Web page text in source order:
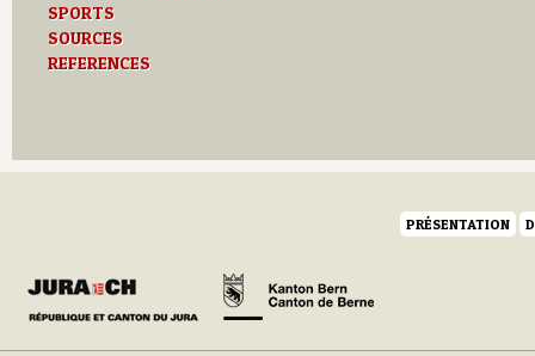
SPORTS
SOURCES
REFERENCES
PRÉSENTATION